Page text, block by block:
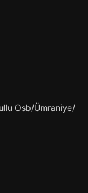
Osb/Ümraniye/